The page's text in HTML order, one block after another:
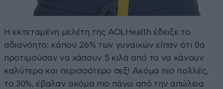
Η εκτεταμένη μελέτη της AOLHealth έδειξε το
αδιανόητο: κάπου 26% των γυναικών είπαν ότι θα
προτιμούσαν να χάσουν 5 κιλά από το να κάνουν
καλύτερο και περισσότερο σεξ! Ακόμα πιο πολλές,
το 30%, έβαλαν ακόμα πιο πάνω από την απώλεια